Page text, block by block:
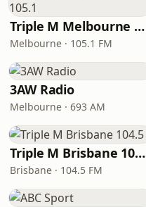
Triple M Melbourne 105.1
Melbourne · 105.1 FM
3AW Radio
Melbourne · 693 AM
Triple M Brisbane 104.5
Brisbane · 104.5 FM